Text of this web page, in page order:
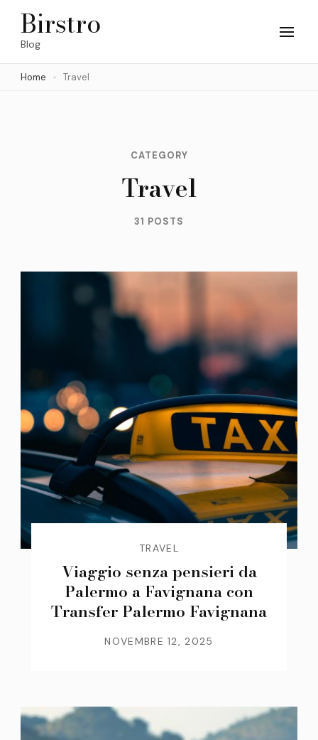
Skip
(Press
Birstro
Blog
Home Travel
CATEGORY
Travel
31 POSTS
TRAVEL
Viaggio senza pensieri da
Palermo a Favignana con
Transfer Palermo Favignana
NOVEMBRE 12, 2025